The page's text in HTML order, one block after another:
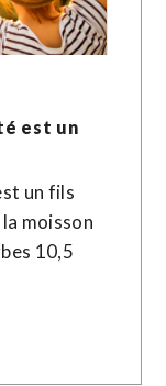
est un
un fils
moisson
10,5